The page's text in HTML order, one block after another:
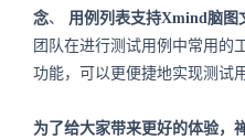
念、 用例列表支持Xmind脑图
团队在进行测试用例中常用的
功能，可以更便捷地实现测试
为了给大家带来更好的体验，